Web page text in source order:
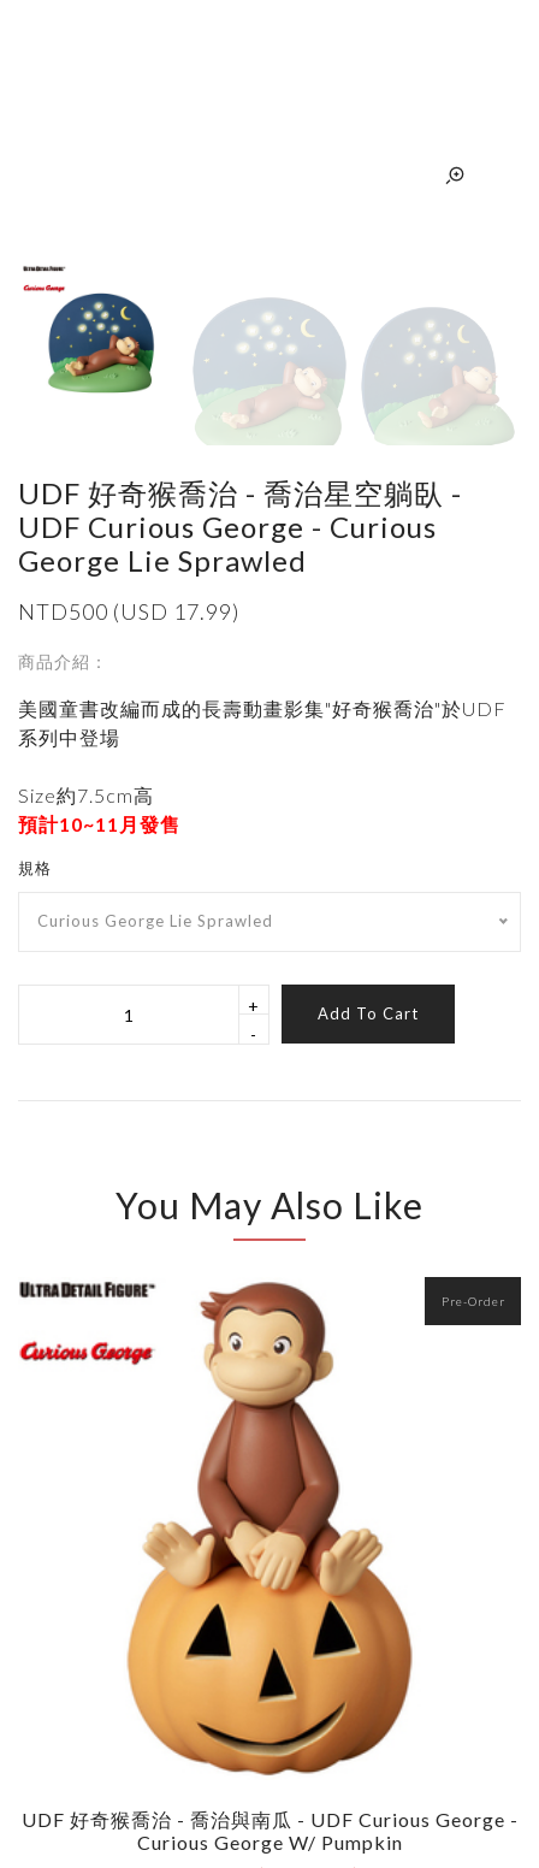
UDF 好奇猴喬治 - 喬治星空躺臥 -
UDF Curious George - Curious
George Lie Sprawled
NTD500 (USD 17.99)
商品介紹：
美國童書改編而成的長壽動畫影集"好奇猴喬治"於UDF
系列中登場
Size約7.5cm高
預計10~11月發售
規格
Curious George Lie Sprawled
+
-
Add To Cart
You May Also Like
Pre-Order
UDF 好奇猴喬治 - 喬治與南瓜 - UDF Curious George -
Curious George W/ Pumpkin